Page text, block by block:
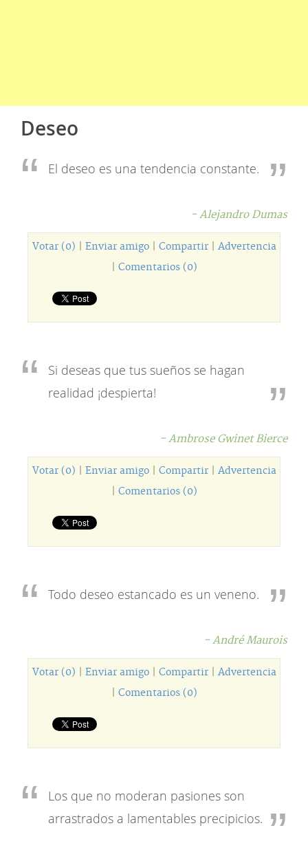
Deseo
El deseo es una tendencia constante.
- Alejandro Dumas
Votar (0) Enviar amigo| Compartir| Advertencia
Comentarios (0)
Si deseas que tus sueños se hagan
realidad ¡despierta!
- Ambrose Gwinet Bierce
Votar (0) Enviar amigo| Compartir| Advertencia
Comentarios (0)
Todo deseo estancado es un veneno.
- André Maurois
Votar (0) Enviar amigo| Compartir| Advertencia
Comentarios (0)
Los que no moderan pasiones son
arrastrados a lamentables precipicios.